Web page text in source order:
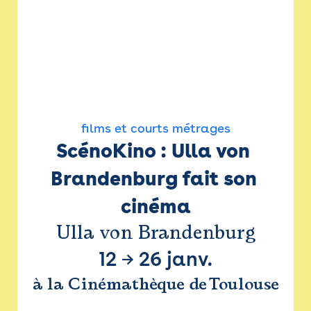
films et courts métrages
ScénoKino : Ulla von
Brandenburg fait son
cinéma
Ulla von Brandenburg
12 → 26 janv.
à la Cinémathèque de Toulouse